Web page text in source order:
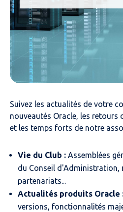
Suivez les actualités de votre
nouveautés Oracle, les retours
et les temps forts de notre
Vie du Club : Assemblées
du Conseil d'Administration,
partenariats...
Actualités produits Oracle
versions, fonctionnalités